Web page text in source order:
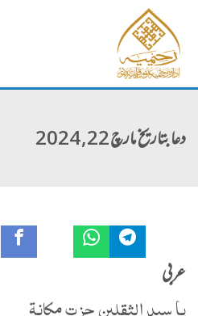
دعا بتاریخ مارچ 22, 2024
عربی
يا سيد الثقلين حزت مكانة